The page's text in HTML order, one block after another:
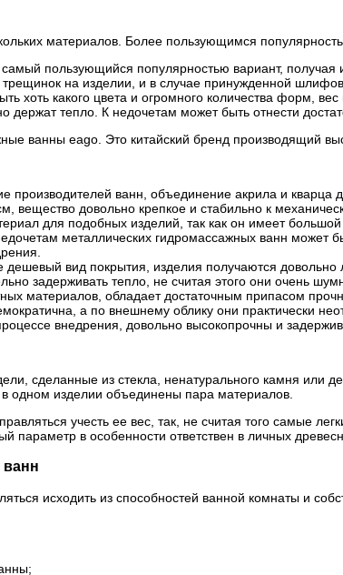
материалов. Более пользующимся
пользующийся популярностью вариант, получая
на изделии, и в случае принужденной
хоть какого цвета и огромного количества форм,
держат тепло. К недочетам может быть отнести
ванны eago. Это китайский бренд производящий
производителей ванн, объединение акрила и кварца
вещество довольно крепкое и стабильно к
для подобных изделий, так как он имеет
металлических гидромассажных ванн может
дешевый вид покрытия, изделия получаются
задерживать тепло, не считая этого они очень
материалов, обладает достаточным припасом
а по внешнему облику они практически
внедрения, довольно высокопрочны и
сделанные из стекла, ненатурального камня
одном изделии объединены пара материалов.
учесть ее вес, так, не считая того самые
параметр в особенности ответствен в личных
исходить из способностей ванной комнаты и